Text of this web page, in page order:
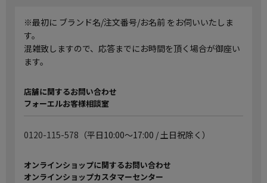
※最初に ブランド名/注文番号/お名前 をお伺いいたしま
す。
混雑致しますので、応答までにお時間を頂く場合が御座い
ます。
店舗に関するお問い合わせ
フォーエルお客様相談室
0120-115-578 （平日10:00～17:00 / 土日祝除く）
オンラインショップに関するお問い合わせ
オンラインショップカスタマーセンター